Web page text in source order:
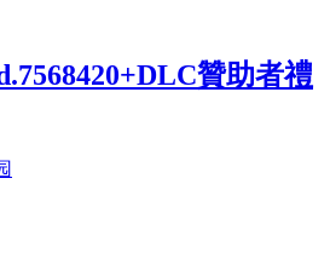
贊助者禮